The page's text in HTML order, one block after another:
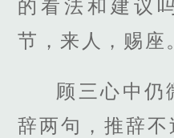
的看法和建议
节，来人，赐座
顾三心中仍
辞两句，推辞